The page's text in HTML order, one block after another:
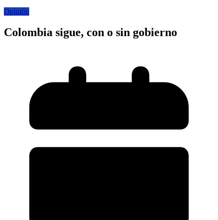
Opinión
Colombia sigue, con o sin gobierno